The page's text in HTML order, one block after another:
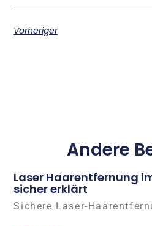
Vorheriger
Andere
Laser Haarentfernung
sicher erklärt
Sichere Laser-